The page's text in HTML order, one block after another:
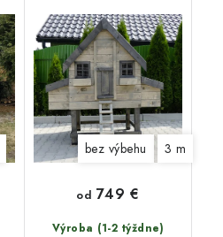
bez výbehu 3 m
Výroba (1-2 týždne)
od 749 €